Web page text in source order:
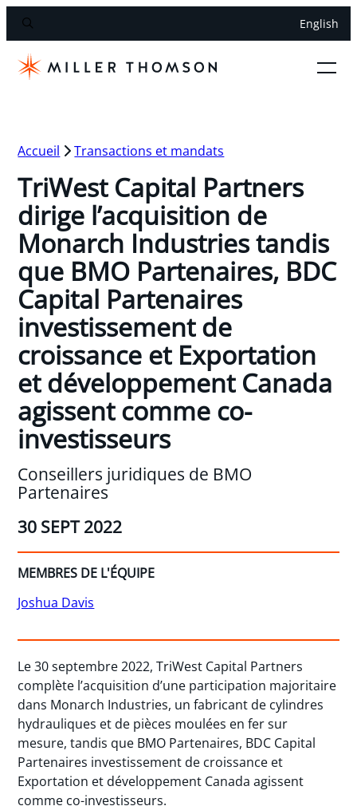
English
Accueil Transactions et mandats
TriWest Capital Partners
dirige l’acquisition de
Monarch Industries tandis
que BMO Partenaires, BDC
Capital Partenaires
investissement de
croissance et Exportation
et développement Canada
agissent comme co-
investisseurs
Conseillers juridiques de BMO
Partenaires
30 SEPT 2022
MEMBRES DE L'ÉQUIPE
Joshua Davis
Le 30 septembre 2022, TriWest Capital Partners
complète l’acquisition d’une participation majoritaire
dans Monarch Industries, un fabricant de cylindres
hydrauliques et de pièces moulées en fer sur
mesure, tandis que BMO Partenaires, BDC Capital
Partenaires investissement de croissance et
Exportation et développement Canada agissent
comme co-investisseurs.